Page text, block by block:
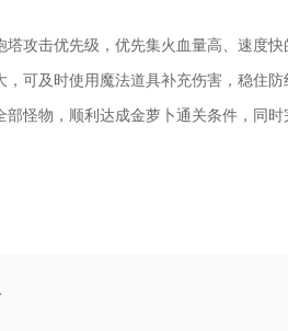
攻击优先级，优先集火血量高、速度
可及时使用魔法道具补充伤害，稳住
怪物，顺利达成金萝卜通关条件，同